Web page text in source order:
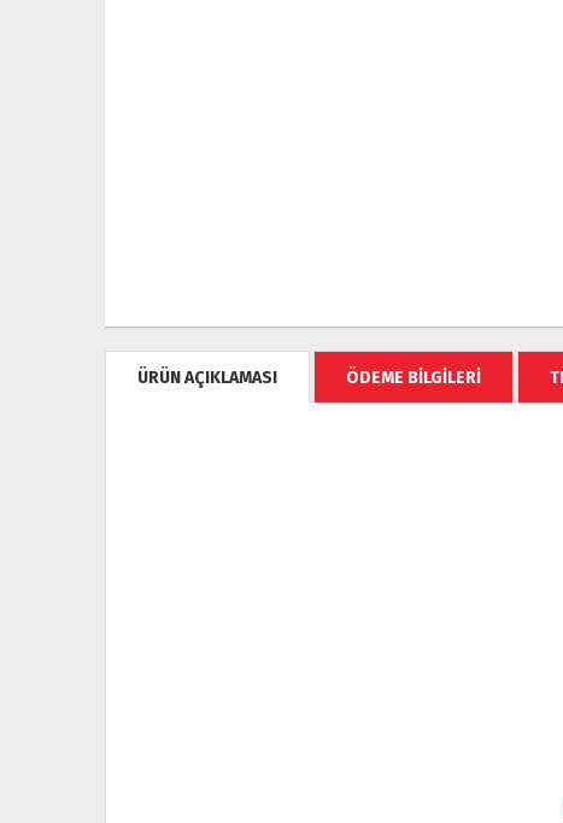
ÜRÜN AÇIKLAMASI ÖDEME BİLGİLERİ